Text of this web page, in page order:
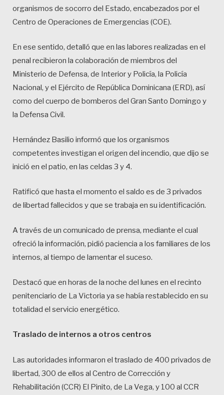
organismos de socorro del Estado, encabezados por el
Centro de Operaciones de Emergencias (COE).
En ese sentido, detalló que en las labores realizadas en el
penal recibieron la colaboración de miembros del
Ministerio de Defensa, de Interior y Policía, la Policía
Nacional, y el Ejército de República Dominicana (ERD), así
como del cuerpo de bomberos del Gran Santo Domingo y
la Defensa Civil.
Hernández Basilio informó que los organismos
competentes investigan el origen del incendio, que dijo se
inició en el patio, en las celdas 3 y 4.
Ratificó que hasta el momento el saldo es de 3 privados
de libertad fallecidos y que se trabaja en su identificación.
A través de un comunicado de prensa, mediante el cual
ofreció la información, pidió paciencia a los familiares de los
internos, al tiempo de lamentar el suceso.
Destacó que en horas de la noche del lunes en el recinto
penitenciario de La Victoria ya se había restablecido en su
totalidad el servicio energético.
Traslado de internos a otros centros
Las autoridades informaron el traslado de 400 privados de
libertad, 300 de ellos al Centro de Corrección y
Rehabilitación (CCR) El Pinito, de La Vega, y 100 al CCR